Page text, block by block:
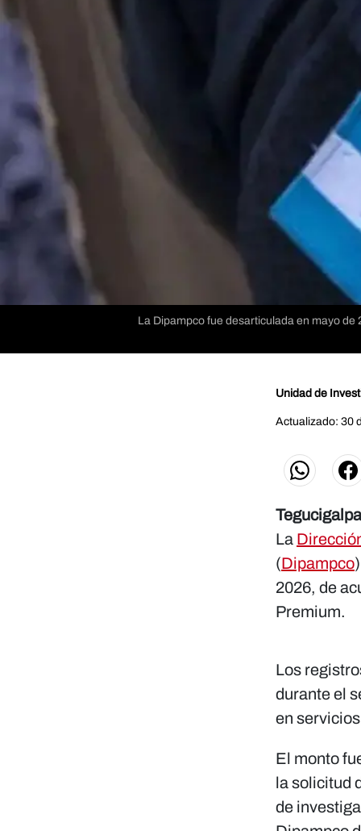
La Dipampco fue desarticulada en mayo
Unidad de
Actualizado: 30
La
(Dipampco
2026, de
Premium.
Los
durante el
en
El monto
la solicitud
de